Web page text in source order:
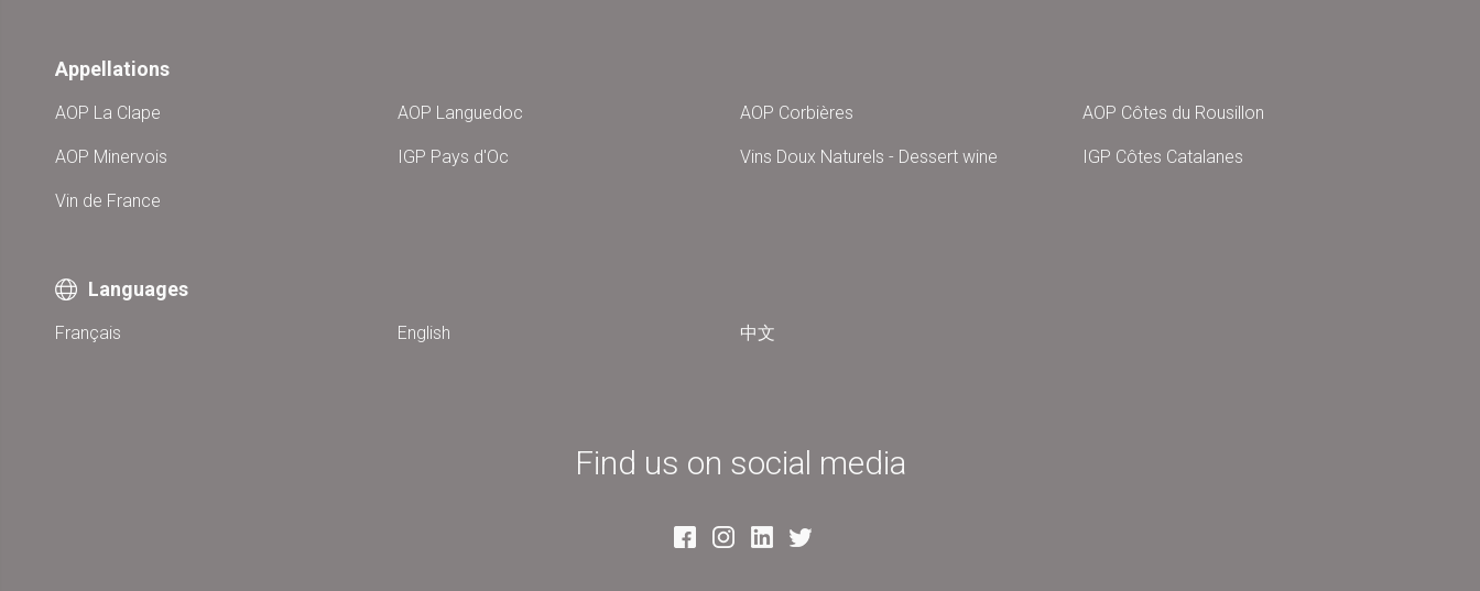
Appellations
AOP La Clape AOP Languedoc AOP Corbières AOP Côtes du Rousillon
AOP Minervois IGP Pays d'Oc Vins Doux Naturels - Dessert wine IGP Côtes Catalanes
Vin de France
Languages
Français English 中文
Find us on social media